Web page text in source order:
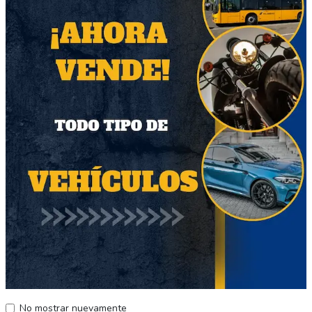
No mostrar nuevamente
Atractivo tankini
$12.000
Región Metropolitana
Producto Nuevo
Bello bikini
$12.000
Región Metropolitana
Producto Nuevo
60 285